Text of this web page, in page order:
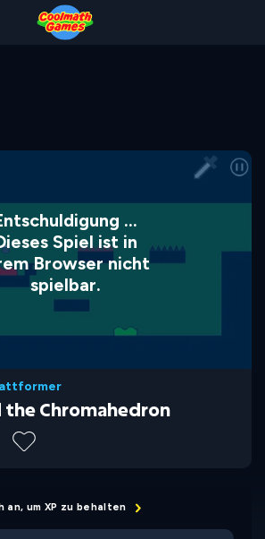
...
Spiel ist in
Browser nicht
spielbar.
Chromahedron
an, um XP zu behalten